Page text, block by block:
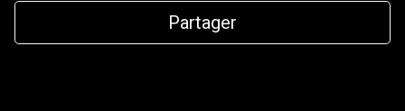
Partager